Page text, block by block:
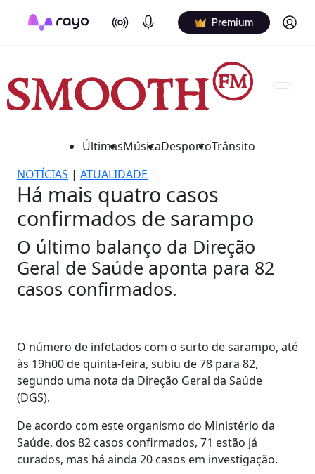
On Air Podcasts Premium Log in
ÚltimasMúsicaDesportoTrânsito
NOTÍCIAS | ATUALIDADE
Há mais quatro casos
confirmados de sarampo
O último balanço da Direção
Geral de Saúde aponta para 82
casos confirmados.
O número de infetados com o surto de sarampo, até
às 19h00 de quinta-feira, subiu de 78 para 82,
segundo uma nota da Direção Geral da Saúde
(DGS).
De acordo com este organismo do Ministério da
Saúde, dos 82 casos confirmados, 71 estão já
curados, mas há ainda 20 casos em investigação.